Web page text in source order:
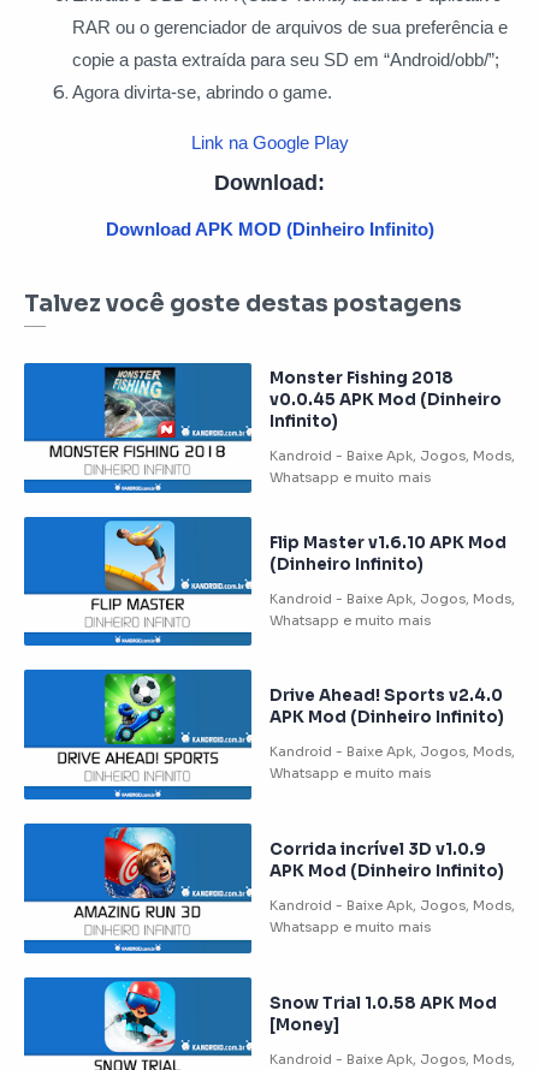
RAR ou o gerenciador de arquivos de sua preferência e
copie a pasta extraída para seu SD em “Android/obb/”;
Agora divirta-se, abrindo o game.
Link na Google Play
Download:
Download APK MOD (Dinheiro Infinito)
Talvez você goste destas postagens
Monster Fishing 2018
v0.0.45 APK Mod (Dinheiro
Infinito)
Flip Master v1.6.10 APK Mod
(Dinheiro Infinito)
Drive Ahead! Sports v2.4.0
APK Mod (Dinheiro Infinito)
Corrida incrível 3D v1.0.9
APK Mod (Dinheiro Infinito)
Snow Trial 1.0.58 APK Mod
[Money]